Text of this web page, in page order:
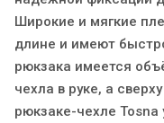
Широкие и мягкие
длине и имеют
рюкзака имеется
чехла в руке, а
рюкзаке-чехле